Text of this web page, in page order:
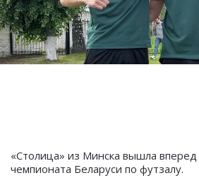
«Столица» из Минска вышла
чемпионата Беларуси по футзалу.